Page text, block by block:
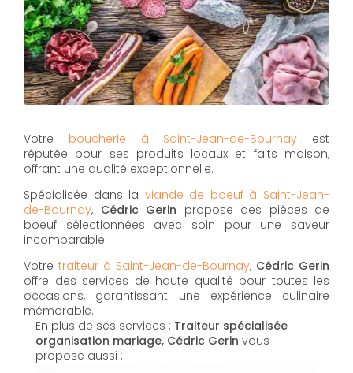
Votre boucherie à Saint-Jean-de-Bournay est
réputée pour ses produits locaux et faits maison,
offrant une qualité exceptionnelle.
Spécialisée dans la viande de boeuf à Saint-Jean-
de-Bournay, Cédric Gerin propose des pièces de
boeuf sélectionnées avec soin pour une saveur
incomparable.
Votre traiteur à Saint-Jean-de-Bournay, Cédric Gerin
offre des services de haute qualité pour toutes les
occasions, garantissant une expérience culinaire
mémorable.
En plus de ses services : Traiteur spécialisée
organisation mariage, Cédric Gerin vous
propose aussi :